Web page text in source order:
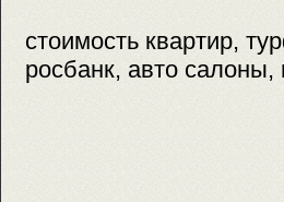
стоимость квартир,
росбанк, авто салоны,